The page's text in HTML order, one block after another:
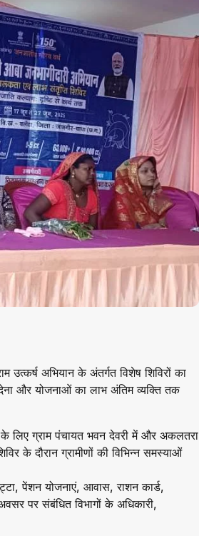
अभियान के अंतर्गत विशेष शिविरों का
और योजनाओं का लाभ अंतिम व्यक्ति तक
लिए ग्राम पंचायत भवन देवरी में और अकलतरा
के दौरान ग्रामीणों की विभिन्न समस्याओं
पेंशन योजनाएं, आवास, राशन कार्ड,
पर संबंधित विभागों के अधिकारी,